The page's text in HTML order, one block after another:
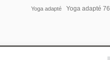
Yoga adapté Yoga adapté